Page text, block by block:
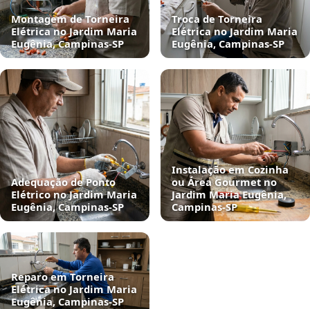
Montagem de Torneira
Elétrica no Jardim Maria
Eugênia, Campinas‑SP
Troca de Torneira
Elétrica no Jardim Maria
Eugênia, Campinas‑SP
Adequação de Ponto
Elétrico no Jardim Maria
Eugênia, Campinas‑SP
Instalação em Cozinha
ou Área Gourmet no
Jardim Maria Eugênia,
Campinas‑SP
Reparo em Torneira
Elétrica no Jardim Maria
Eugênia, Campinas‑SP